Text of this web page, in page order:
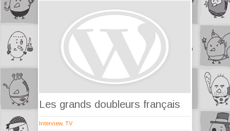
Les grands doubleurs français
Interview, TV